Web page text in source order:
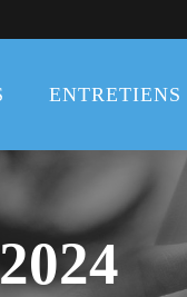
ENTRETIENS